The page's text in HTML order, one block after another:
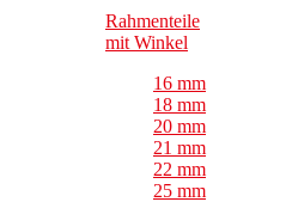
Rahmenteile
mit Winkel
16 mm
18 mm
20 mm
21 mm
22 mm
25 mm